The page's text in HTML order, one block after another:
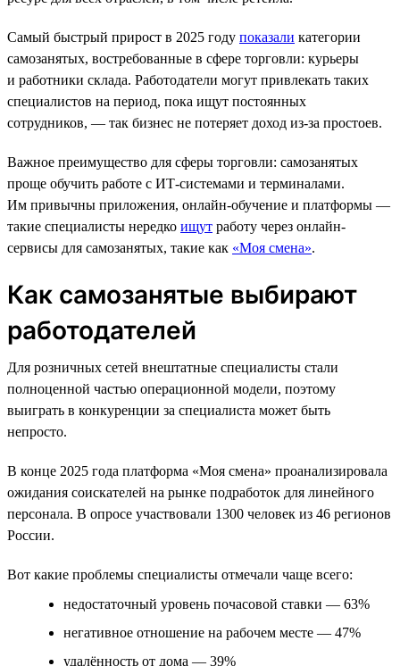
Самый быстрый прирост в 2025 году показали категории
самозанятых, востребованные в сфере торговли: курьеры
и работники склада. Работодатели могут привлекать таких
специалистов на период, пока ищут постоянных
сотрудников, — так бизнес не потеряет доход из-за простоев.
Важное преимущество для сферы торговли: самозанятых
проще обучить работе с ИТ-системами и терминалами.
Им привычны приложения, онлайн-обучение и платформы —
такие специалисты нередко ищут работу через онлайн-
сервисы для самозанятых, такие как «Моя смена».
Как самозанятые выбирают
работодателей
Для розничных сетей внештатные специалисты стали
полноценной частью операционной модели, поэтому
выиграть в конкуренции за специалиста может быть
непросто.
В конце 2025 года платформа «Моя смена» проанализировала
ожидания соискателей на рынке подработок для линейного
персонала. В опросе участвовали 1300 человек из 46 регионов
России.
Вот какие проблемы специалисты отмечали чаще всего:
недостаточный уровень почасовой ставки — 63%
негативное отношение на рабочем месте — 47%
удалённость от дома — 39%